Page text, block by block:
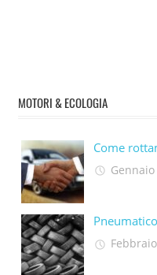
MOTORI & ECOLOGIA
Come
Gennaio